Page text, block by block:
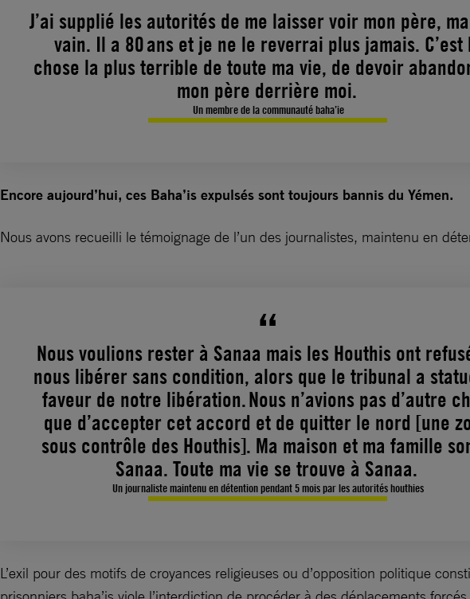
J’ai supplié les autorités de me laisser voir mon père,
vain. Il a 80 ans et je ne le reverrai plus jamais. C’est
chose la plus terrible de toute ma vie, de devoir
mon père derrière moi.
Un membre de la communauté baha’ie
Encore aujourd’hui, ces Baha’is expulsés sont toujours bannis du Yémen.
Nous avons recueilli le témoignage de l’un des journalistes, maintenu en
Nous voulions rester à Sanaa mais les Houthis ont
nous libérer sans condition, alors que le tribunal a
faveur de notre libération. Nous n’avions pas d’autre
que d’accepter cet accord et de quitter le nord [une
sous contrôle des Houthis]. Ma maison et ma famille
Sanaa. Toute ma vie se trouve à Sanaa.
Un journaliste maintenu en détention pendant 5 mois par les autorités houthies
L’exil pour des motifs de croyances religieuses ou d’opposition politique